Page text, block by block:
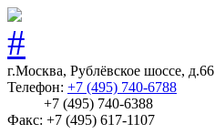
г.Москва, Рублёвское шоссе, д.66
Телефон: +7 (495) 740-6788
+7 (495) 740-6388
Факс: +7 (495) 617-1107